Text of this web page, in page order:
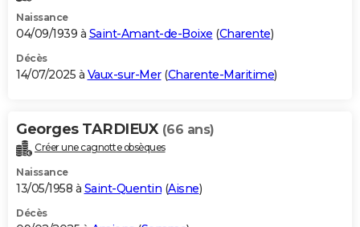
Naissance
04/09/1939 à Saint-Amant-de-Boixe (Charente)
Décès
14/07/2025 à Vaux-sur-Mer(Charente-Maritime)
Georges TARDIEUX (66 ans)
Créer une cagnotte obsèques
Naissance
13/05/1958 à Saint-Quentin (Aisne)
Décès